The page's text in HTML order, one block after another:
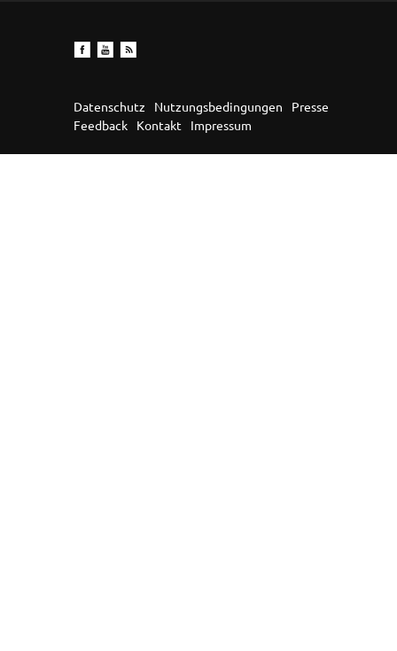
Datenschutz Nutzungsbedingungen
Presse
Feedback
Kontakt Impressum